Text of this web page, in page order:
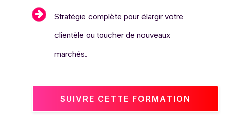
Stratégie complète pour élargir votre
clientèle ou toucher de nouveaux
marchés.
SUIVRE CETTE FORMATION